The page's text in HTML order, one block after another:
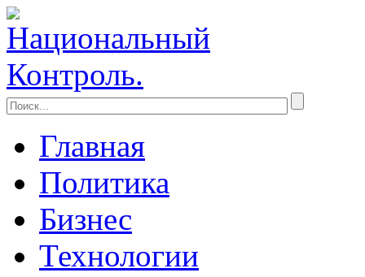
Главная
Политика
Бизнес
Технологии